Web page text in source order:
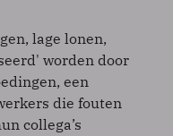
lage lonen,
worden door
een
die fouten
collega’s